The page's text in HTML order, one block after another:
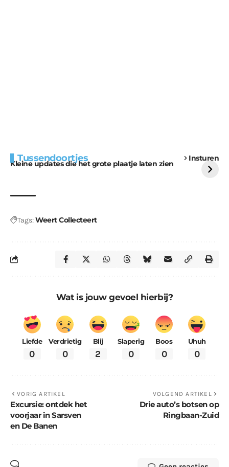
Tussendoortjes Insturen
Kleine updates die het grote plaatje laten zien
voor kabouters
uitdaging
Tags:Weert Collecteert
Wat is jouw gevoel hierbij?
Liefde
0
Verdrietig
0
Blij
2
Slaperig
0
Boos
0
Uhuh
0
VORIG ARTIKEL
Excursie: ontdek het
voorjaar in Sarsven
en De Banen
VOLGEND ARTIKEL
Drie auto’s botsen op
Ringbaan-Zuid